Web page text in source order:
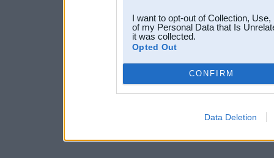
I want to opt-out of Collection,
of my Personal Data that Is
it was collected.
Opted Out
CONFIRM
Data Deletion